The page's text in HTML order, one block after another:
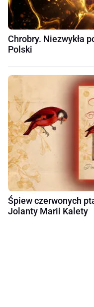
Chrobry. Niezwykła
Polski
Śpiew czerwonych
Jolanty Marii Kalety